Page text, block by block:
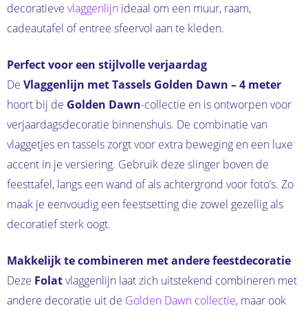
decoratieve vlaggenlijn ideaal om een muur, raam,
cadeautafel of entree sfeervol aan te kleden.
Perfect voor een stijlvolle verjaardag
De Vlaggenlijn met Tassels Golden Dawn – 4 meter
hoort bij de Golden Dawn-collectie en is ontworpen voor
verjaardagsdecoratie binnenshuis. De combinatie van
vlaggetjes en tassels zorgt voor extra beweging en een luxe
accent in je versiering. Gebruik deze slinger boven de
feesttafel, langs een wand of als achtergrond voor foto’s. Zo
maak je eenvoudig een feestsetting die zowel gezellig als
decoratief sterk oogt.
Makkelijk te combineren met andere feestdecoratie
Deze Folatvlaggenlijn laat zich uitstekend combineren met
andere decoratie uit de Golden Dawn collectie, maar ook